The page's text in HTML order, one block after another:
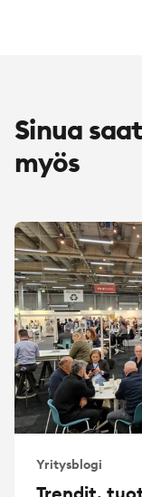
Sinua
myös
Yritysblogi